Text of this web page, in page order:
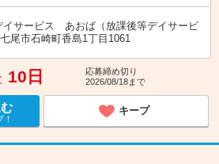
イサービス あおば（放課後等デイサービ
尾市石崎町香島1丁目1061
10日
応募締め切り
2026/08/18まで
キープ